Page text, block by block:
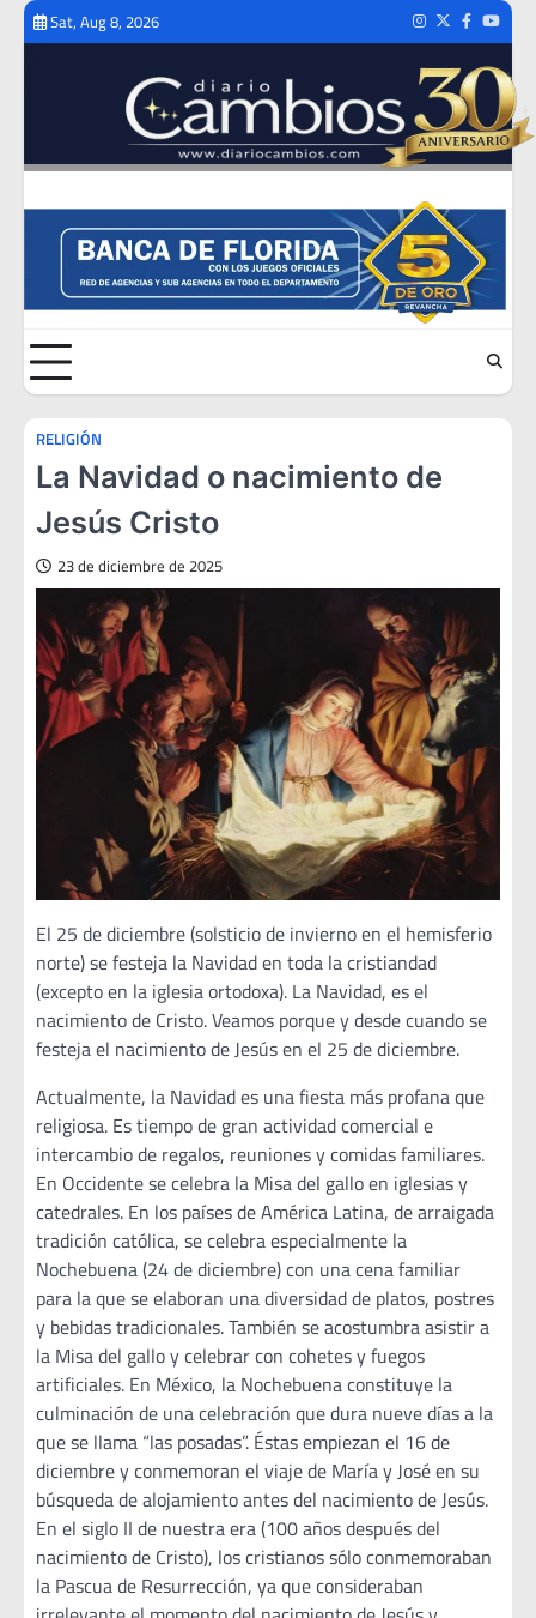
Skip
Sat, Aug 8, 2026 Instagram
TwitterFacebook
RELIGIÓN
La Navidad o nacimiento de
Jesús Cristo
23 de diciembre de 2025
El 25 de diciembre (solsticio de invierno en el hemisferio
norte) se festeja la Navidad en toda la cristiandad
(excepto en la iglesia ortodoxa). La Navidad, es el
nacimiento de Cristo. Veamos porque y desde cuando se
festeja el nacimiento de Jesús en el 25 de diciembre.
Actualmente, la Navidad es una fiesta más profana que
religiosa. Es tiempo de gran actividad comercial e
intercambio de regalos, reuniones y comidas familiares.
En Occidente se celebra la Misa del gallo en iglesias y
catedrales. En los países de América Latina, de arraigada
tradición católica, se celebra especialmente la
Nochebuena (24 de diciembre) con una cena familiar
para la que se elaboran una diversidad de platos, postres
y bebidas tradicionales. También se acostumbra asistir a
la Misa del gallo y celebrar con cohetes y fuegos
artificiales. En México, la Nochebuena constituye la
culminación de una celebración que dura nueve días a la
que se llama “las posadas”. Éstas empiezan el 16 de
diciembre y conmemoran el viaje de María y José en su
búsqueda de alojamiento antes del nacimiento de Jesús.
En el siglo II de nuestra era (100 años después del
nacimiento de Cristo), los cristianos sólo conmemoraban
la Pascua de Resurrección, ya que consideraban